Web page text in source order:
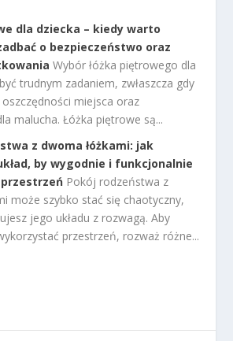
dla dziecka – kiedy warto
o bezpieczeństwo oraz
Wybór łóżka piętrowego dla
trudnym zadaniem, zwłaszcza gdy
miejsca oraz
malucha. Łóżka piętrowe są...
z dwoma łóżkami: jak
by wygodnie i funkcjonalnie
Pokój rodzeństwa z
może szybko stać się chaotyczny,
jego układu z rozwagą. Aby
przestrzeń, rozważ różne...